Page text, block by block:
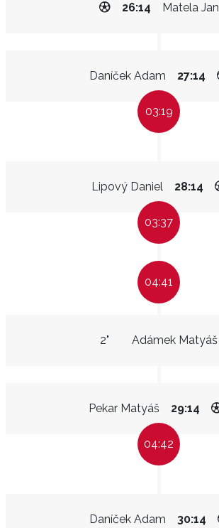
Matela Jan
26:14
Daníček Adam 27:14
03:19
Lipový Daniel 28:14
03:37
04:41
Adámek Matyáš
2"
Pekar Matyáš 29:14
04:42
Daníček Adam 30:14